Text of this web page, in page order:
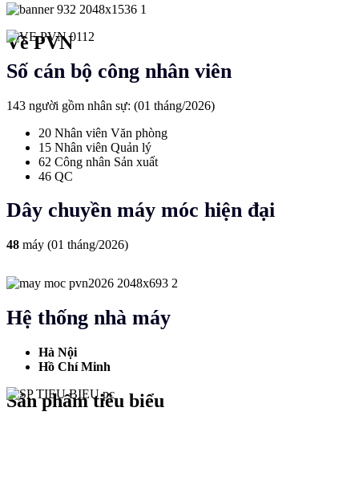
Về PVN
Số cán bộ công nhân viên
143 người gồm nhân sự: (01 tháng/2026)
20 Nhân viên Văn phòng
15 Nhân viên Quản lý
62 Công nhân Sản xuất
46 QC
Dây chuyền máy móc hiện đại
48 máy (01 tháng/2026)
Hệ thống nhà máy
Hà Nội
Hồ Chí Minh
Sản phẩm tiêu biểu